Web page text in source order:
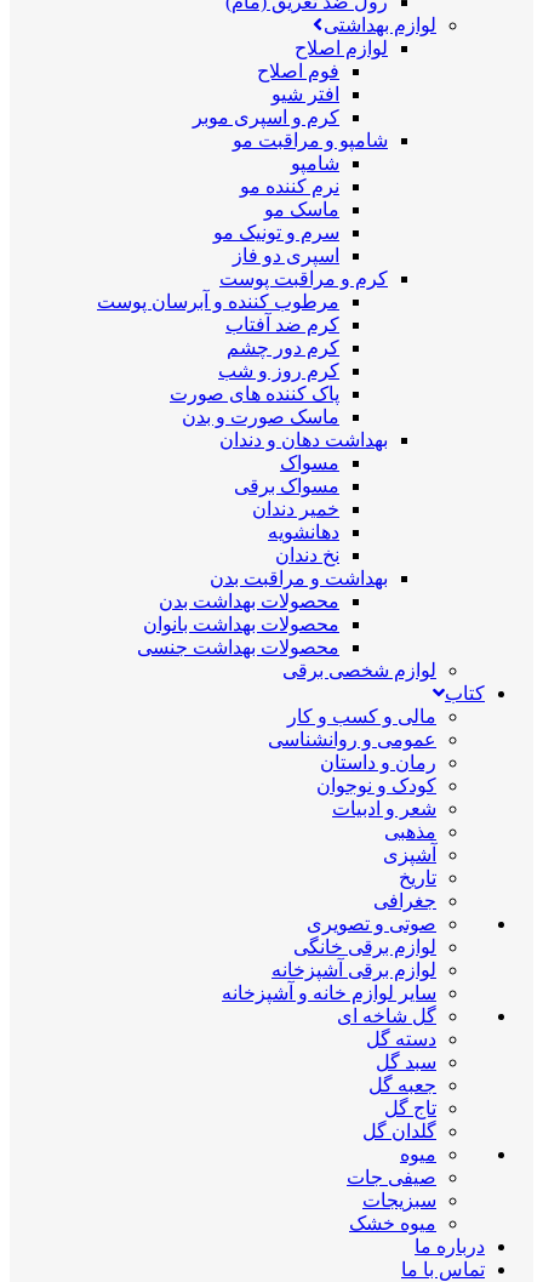
لوازم بهداشتی
لوازم اصلاح
فوم اصلاح
افتر شیو
کرم و اسپری موبر
شامپو و مراقبت مو
شامپو
نرم کننده مو
ماسک مو
سرم و تونیک مو
اسپری دو فاز
کرم و مراقبت پوست
مرطوب کننده و آبرسان پوست
کرم ضد آفتاب
کرم دور چشم
کرم روز و شب
پاک کننده های صورت
ماسک صورت و بدن
بهداشت دهان و دندان
مسواک
مسواک برقی
خمیر دندان
دهانشویه
نخ دندان
بهداشت و مراقبت بدن
محصولات بهداشت بدن
محصولات بهداشت بانوان
محصولات بهداشت جنسی
لوازم شخصی برقی
کتاب
مالی و کسب و کار
عمومی و روانشناسی
رمان و داستان
کودک و نوجوان
شعر و ادبیات
مذهبی
آشپزی
تاریخ
جغرافی
صوتی و تصویری
لوازم برقی خانگی
لوازم برقی آشپزخانه
سایر لوازم خانه و آشپزخانه
گل شاخه ای
دسته گل
سبد گل
جعبه گل
تاج گل
گلدان گل
میوه
صیفی جات
سبزیجات
میوه خشک
درباره ما
تماس با ما